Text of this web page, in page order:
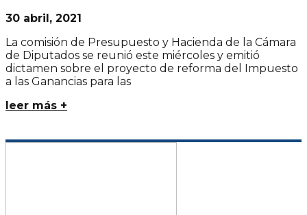
30 abril, 2021
La comisión de Presupuesto y Hacienda de la Cámara
de Diputados se reunió este miércoles y emitió
dictamen sobre el proyecto de reforma del Impuesto
a las Ganancias para las
leer más +